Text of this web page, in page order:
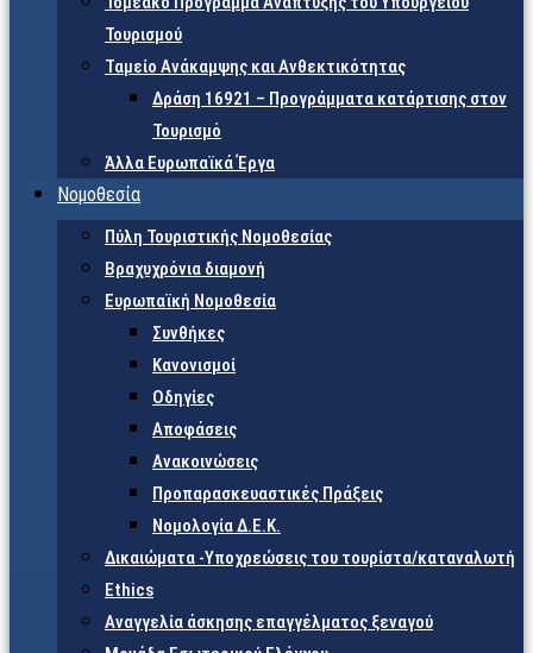
Τουρισμού
Ταμείο Ανάκαμψης και Ανθεκτικότητας
Δράση 16921 – Προγράμματα κατάρτισης στον
Τουρισμό
Άλλα Ευρωπαϊκά Έργα
Νομοθεσία
Πύλη Τουριστικής Νομοθεσίας
Βραχυχρόνια διαμονή
Ευρωπαϊκή Νομοθεσία
Συνθήκες
Κανονισμοί
Οδηγίες
Αποφάσεις
Ανακοινώσεις
Προπαρασκευαστικές Πράξεις
Νομολογία Δ.Ε.Κ.
Δικαιώματα -Υποχρεώσεις του τουρίστα/καταναλωτή
Ethics
Αναγγελία άσκησης επαγγέλματος ξεναγού